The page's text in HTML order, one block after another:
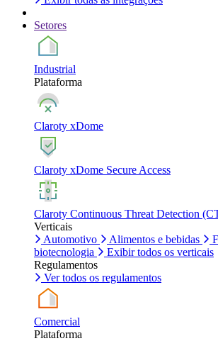
Setores
Industrial
Plataforma
Claroty xDome
Claroty xDome Secure Access
Claroty Continuous Threat Detection
Verticais
Automotivo
Alimentos e bebidas
biotecnologia
Exibir todos os verticais
Regulamentos
Ver todos os regulamentos
Comercial
Plataforma